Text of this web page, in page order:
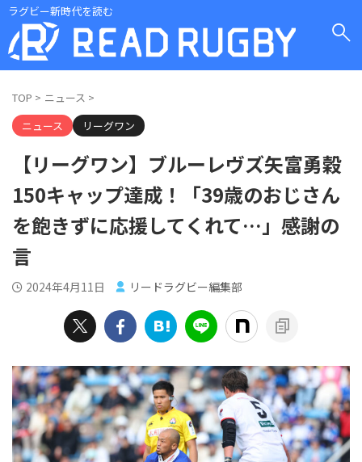
ラグビー新時代を読む
TOP > ニュース >
ニュース
リーグワン
【リーグワン】ブルーレヴズ矢富勇穀
150キャップ達成！「39歳のおじさん
を飽きずに応援してくれて…」感謝の
言
2024年4月11日 リードラグビー編集部